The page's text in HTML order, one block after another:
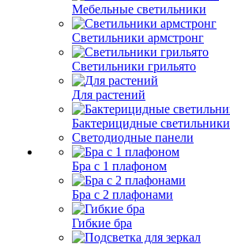
Мебельные светильники
Светильники армстронг
Светильники грильято
Для растений
Бактерицидные светильники
Светодиодные панели
Бра с 1 плафоном
Бра с 2 плафонами
Гибкие бра